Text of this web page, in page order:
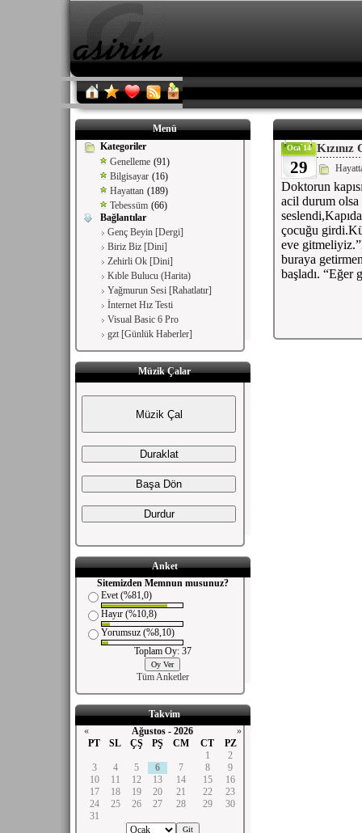
Menü
Kategoriler
Genelleme (91)
Bilgisayar (16)
Hayattan (189)
Tebessüm (66)
Bağlantılar
Genç Beyin [Dergi]
Biriz Biz [Dini]
Zehirli Ok [Dini]
Kıble Bulucu (Harita)
Yağmurun Sesi [Rahatlatır]
İnternet Hız Testi
Visual Basic 6 Pro
gzt [Günlük Haberler]
Müzik Çalar
Anket
Sitemizden Memnun musunuz?
Evet (%81,0)
Hayır (%10,8)
Yorumsuz (%8,10)
Toplam Oy: 37
Tüm Anketler
Takvim
«
Ağustos - 2026
»
PT
SL ÇŞ PŞ CM CT
PZ
1
2
3
4 5 6 7 8
9
10
11 12 13 14 15
16
17
18 19 20 21 22
23
24
25 26 27 28 29
30
31
Oca`14
29
Kızınız
Doktorun
acil durum
çocuğu
eve
buraya
başladı. “Eğer